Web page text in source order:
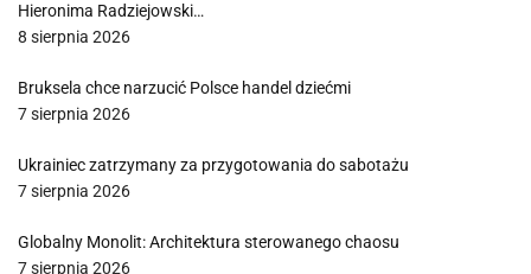
Hieronima Radziejowski…
8 sierpnia 2026
Bruksela chce narzucić Polsce handel dziećmi
7 sierpnia 2026
Ukrainiec zatrzymany za przygotowania do sabotażu
7 sierpnia 2026
Globalny Monolit: Architektura sterowanego chaosu
7 sierpnia 2026